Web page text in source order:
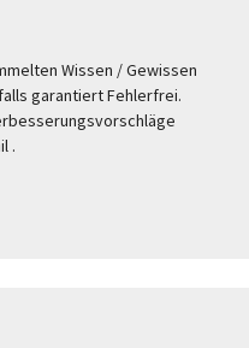
Wissen / Gewissen
garantiert Fehlerfrei.
.